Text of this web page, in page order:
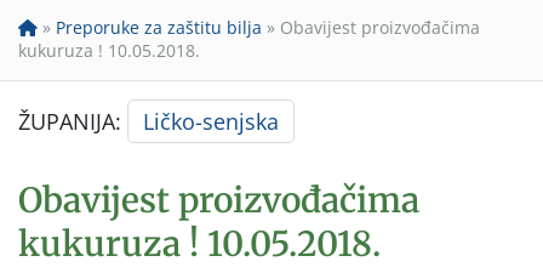
» Preporuke za zaštitu bilja » Obavijest proizvođačima
kukuruza ! 10.05.2018.
ŽUPANIJA: Ličko-senjska
Obavijest proizvođačima
kukuruza ! 10.05.2018.